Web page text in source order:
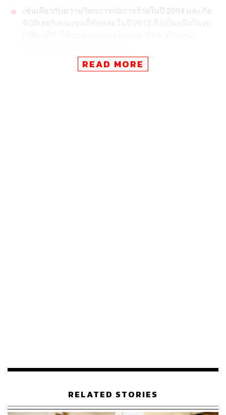
เช่นเดียวกับความวิตกการก่อการร้ายในปี 2004 และภัย
พิบัติเฮอริเคนแซนดี้พัดถล่มในปี 2012 ถือเป็นหนึ่งในจุด
รัฐธรรมนูญของสหรัฐอเมริกากำหนดไว้ว่าการเลือกตั้ง
การเลือกตั้งประธานาธิบดีสหรัฐฯ ในปี 1992 เป็นการชิงชัย
พับลิกัน และผู้ท้าชิงอย่าง บิล คลินตัน จากพรรคเดโมแครต
READ MORE
RELATED STORIES